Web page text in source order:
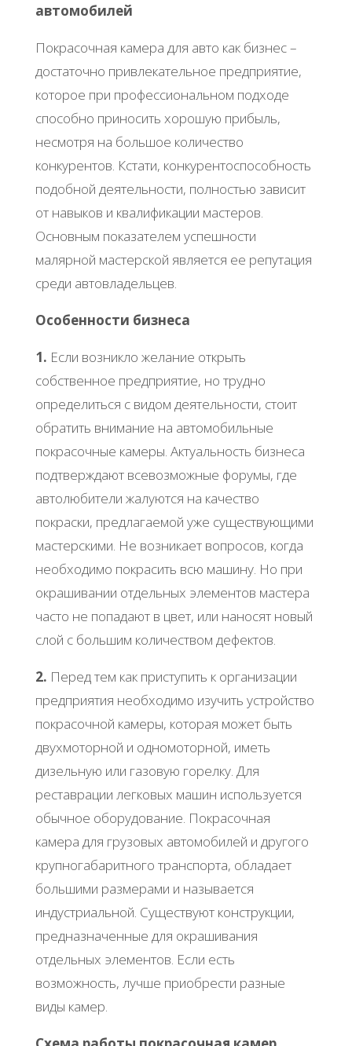
автомобилей
Покрасочная камера для авто как бизнес –
достаточно привлекательное предприятие,
которое при профессиональном подходе
способно приносить хорошую прибыль,
несмотря на большое количество
конкурентов. Кстати, конкурентоспособность
подобной деятельности, полностью зависит
от навыков и квалификации мастеров.
Основным показателем успешности
малярной мастерской является ее репутация
среди автовладельцев.
Особенности бизнеса
1. Если возникло желание открыть
собственное предприятие, но трудно
определиться с видом деятельности, стоит
обратить внимание на автомобильные
покрасочные камеры. Актуальность бизнеса
подтверждают всевозможные форумы, где
автолюбители жалуются на качество
покраски, предлагаемой уже существующими
мастерскими. Не возникает вопросов, когда
необходимо покрасить всю машину. Но при
окрашивании отдельных элементов мастера
часто не попадают в цвет, или наносят новый
слой с большим количеством дефектов.
2. Перед тем как приступить к организации
предприятия необходимо изучить устройство
покрасочной камеры, которая может быть
двухмоторной и одномоторной, иметь
дизельную или газовую горелку. Для
реставрации легковых машин используется
обычное оборудование. Покрасочная
камера для грузовых автомобилей и другого
крупногабаритного транспорта, обладает
большими размерами и называется
индустриальной. Существуют конструкции,
предназначенные для окрашивания
отдельных элементов. Если есть
возможность, лучше приобрести разные
виды камер.